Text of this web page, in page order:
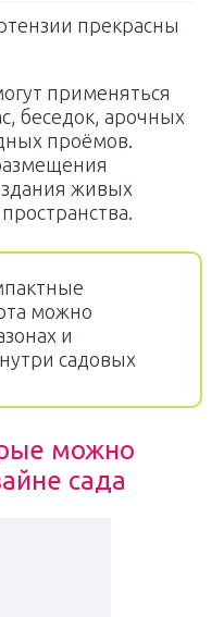
прекрасны
применяться
беседок, арочных
проёмов.
живых
можно
и
садовых
можно
сада